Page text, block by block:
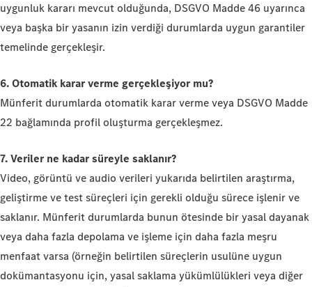
uygunluk kararı mevcut olduğunda, DSGVO Madde 46 uyarınca
veya başka bir yasanın izin verdiği durumlarda uygun garantiler
temelinde gerçekleşir.
6. Otomatik karar verme gerçekleşiyor mu?
Münferit durumlarda otomatik karar verme veya DSGVO Madde
22 bağlamında profil oluşturma gerçekleşmez.
7. Veriler ne kadar süreyle saklanır?
Video, görüntü ve audio verileri yukarıda belirtilen araştırma,
geliştirme ve test süreçleri için gerekli olduğu sürece işlenir ve
saklanır. Münferit durumlarda bunun ötesinde bir yasal dayanak
veya daha fazla depolama ve işleme için daha fazla meşru
menfaat varsa (örneğin belirtilen süreçlerin usulüne uygun
dokümantasyonu için, yasal saklama yükümlülükleri veya diğer